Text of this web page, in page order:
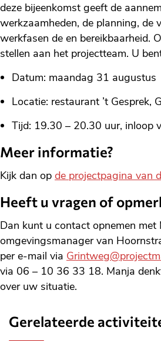
deze bijeenkomst geeft de
werkzaamheden, de planning, de
werkfasen de en bereikbaarheid.
stellen aan het projectteam. U
Datum: maandag 31 augustus
Locatie: restaurant ’t Gesprek,
Tijd: 19.30 – 20.30 uur, inloop
Meer informatie?
Kijk dan op de projectpagina van
Heeft u vragen of
Dan kunt u contact opnemen met
omgevingsmanager van
per e-mail via
via 06 – 10 36 33 18. Manja
over uw situatie.
Gerelateerde